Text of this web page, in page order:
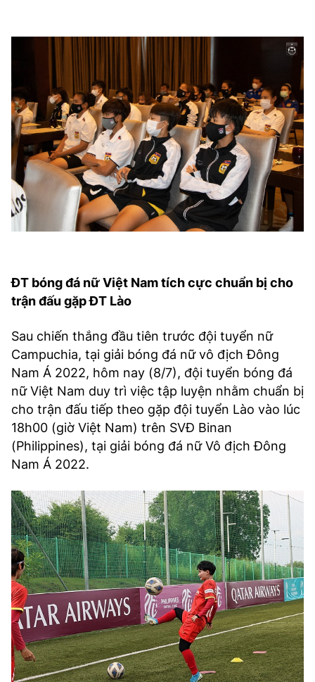
ĐT bóng đá nữ Việt Nam tích cực chuẩn bị cho
trận đấu gặp ĐT Lào
Sau chiến thắng đầu tiên trước đội tuyển nữ
Campuchia, tại giải bóng đá nữ vô địch Đông
Nam Á 2022, hôm nay (8/7), đội tuyển bóng đá
nữ Việt Nam duy trì việc tập luyện nhằm chuẩn bị
cho trận đấu tiếp theo gặp đội tuyển Lào vào lúc
18h00 (giờ Việt Nam) trên SVĐ Binan
(Philippines), tại giải bóng đá nữ Vô địch Đông
Nam Á 2022.